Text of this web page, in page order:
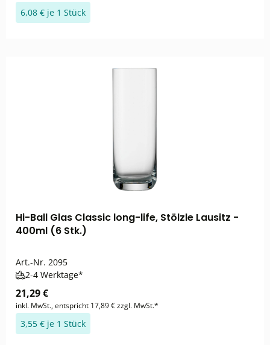
6,08 € je 1 Stück
Hi-Ball Glas Classic long-life, Stölzle Lausitz -
400ml (6 Stk.)
Art.-Nr. 2095
2-4 Werktage*
21,29 €
inkl. MwSt., entspricht 17,89 € zzgl. MwSt.*
3,55 € je 1 Stück